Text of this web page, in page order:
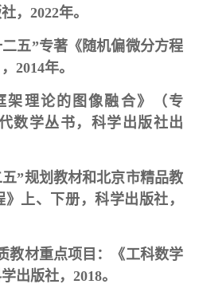
，2022年。
五”专著《随机偏微分方程
2014年。
架理论的图像融合》（专
数学丛书，科学出版社出
”规划教材和北京市精品教
上、下册，科学出版社，
教材重点项目：《工科数学
出版社，2018。